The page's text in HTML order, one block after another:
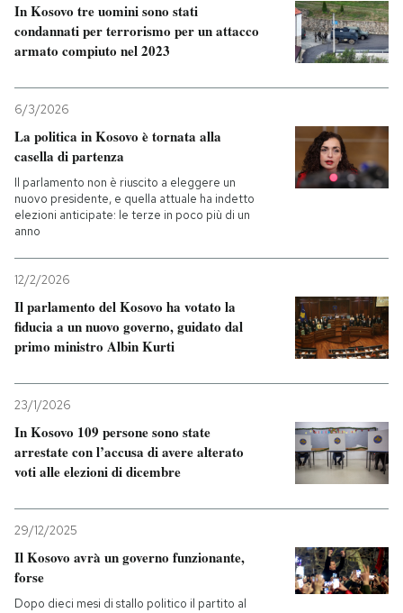
SHOP
CALENDARIO
AREA PERSONALE
Entra
In Kosovo tre uomini sono stati
condannati per terrorismo per un attacco
armato compiuto nel 2023
6/3/2026
La politica in Kosovo è tornata alla
casella di partenza
Il parlamento non è riuscito a eleggere un
nuovo presidente, e quella attuale ha indetto
elezioni anticipate: le terze in poco più di un
anno
12/2/2026
Il parlamento del Kosovo ha votato la
fiducia a un nuovo governo, guidato dal
primo ministro Albin Kurti
23/1/2026
In Kosovo 109 persone sono state
arrestate con l’accusa di avere alterato
voti alle elezioni di dicembre
29/12/2025
Il Kosovo avrà un governo funzionante,
forse
Dopo dieci mesi di stallo politico il partito al